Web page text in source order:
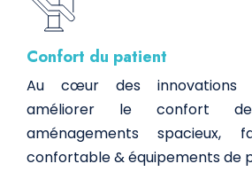
Confort du patient
Au cœur des innovations
améliorer le confort
aménagements spacieux,
confortable & équipements de